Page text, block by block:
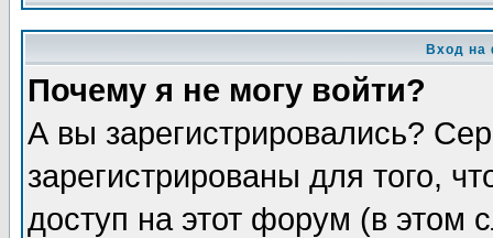
Вход на
Почему я не могу войти?
А вы зарегистрировались?
зарегистрированы для того,
доступ на этот форум (в этом